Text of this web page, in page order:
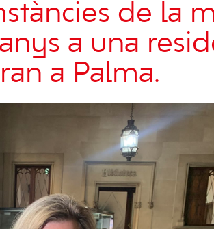
de la
a una
a Palma.